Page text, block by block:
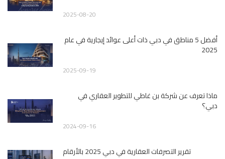
2025-08-20
أفضل 5 مناطق في دبي ذات أعلى عوائد إيجارية في عام
2025
2025-09-19
ماذا تعرف عن شركة بن غاطي للتطوير العقاري في
دبي؟
2024-09-16
تقرير التصرفات العقارية في دبي 2025 بالأرقام